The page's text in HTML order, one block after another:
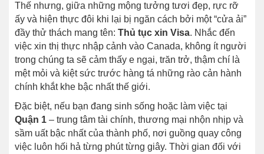
Thế nhưng, giữa những mộng tưởng tươi đẹp, rực rỡ
ấy và hiện thực đôi khi lại bị ngăn cách bởi một “cửa ải”
đầy thử thách mang tên: Thủ tục xin Visa. Nhắc đến
việc xin thị thực nhập cảnh vào Canada, không ít người
trong chúng ta sẽ cảm thấy e ngại, trăn trở, thậm chí là
mệt mỏi và kiệt sức trước hàng tá những rào cản hành
chính khắt khe bậc nhất thế giới.
Đặc biệt, nếu bạn đang sinh sống hoặc làm việc tại
Quận 1 – trung tâm tài chính, thương mại nhộn nhịp và
sầm uất bậc nhất của thành phố, nơi guồng quay công
việc luôn hối hả từng phút từng giây. Thời gian đối với